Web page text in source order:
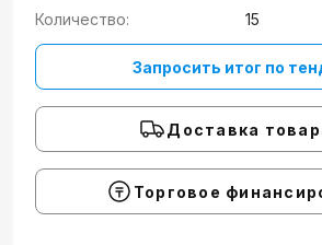
Количество:
15
Запросить итог по
Доставка
Торговое